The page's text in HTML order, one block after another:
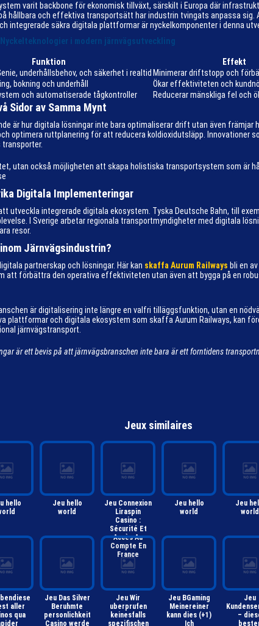
varit backbone för ekonomisk tillväxt, särskilt i Europa där
hållbara och effektiva transportsätt har industrin tvingats anpassa
integrerade säkra digitala plattformar är nyckelkomponenter i denna
Nyckelteknologier i modern järnvägsutveckling
Funktion
Effekt
underhållsbehov, och säkerhet i realtid Minimerar driftstopp och
bokning och underhåll
Ökar effektiviteten och
och automatiserade tågkontroller Reducerar mänskliga fel och
Sidor av Samma Mynt
är hur digitala lösningar inte bara optimaliserar drift utan även främjar
optimera ruttplanering för att reducera koldioxidutsläpp. Innovationer
utan också möjligheten att skapa holistiska transportsystem som är
Digitala Implementeringar
utveckla integrerade digitala ekosystem. Tyska Deutsche Bahn, till
I Sverige arbetar regionala transportmyndigheter med digitala
resor.
Järnvägsindustrin?
partnerskap och lösningar. Här kan skaffa Aurum Railways bli en
att förbättra den operativa effektiviteten utan även att bygga på en
är digitalisering inte längre en valfri tilläggsfunktion, utan en
plattformar och digitala ekosystem som skaffa Aurum Railways, kan
järnvägstransport.
är ett bevis på att järnvägsbranschen inte bara är ett forntidens
Jeux similaires
hello
Jeu hello
world
Jeu Connexion
Liraspin
Casino :
Sécurité Et
Accès Au
Compte En
France
Jeu hello
world
Jeu
world
aller
qua
Jeu Das Silver
Beruhmte
personlichkeit
Casino werde
Jeu Wir
uberprufen
keinesfalls
spezifischen
Jeu BGaming
Meinereiner
kann dies (+1)
Ich
Jeu
–